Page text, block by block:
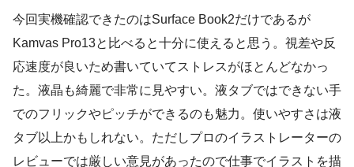
今回実機確認できたのはSurface Book2だけであるが
Kamvas Pro13と比べると十分に使えると思う。視差や反
応速度が良いため書いていてストレスがほとんどなかっ
た。液晶も綺麗で非常に見やすい。液タブではできない手
でのフリックやピッチができるのも魅力。使いやすさは液
タブ以上かもしれない。ただしプロのイラストレーターの
レビューでは厳しい意見があったので仕事でイラストを描